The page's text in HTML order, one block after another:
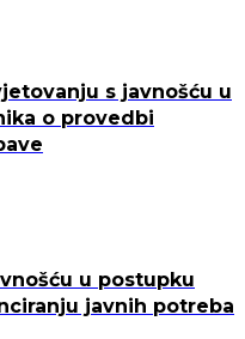
s javnošću u
o provedbi
u postupku
javnih potreba